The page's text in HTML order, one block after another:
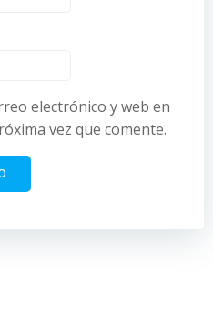
electrónico y web en
vez que comente.